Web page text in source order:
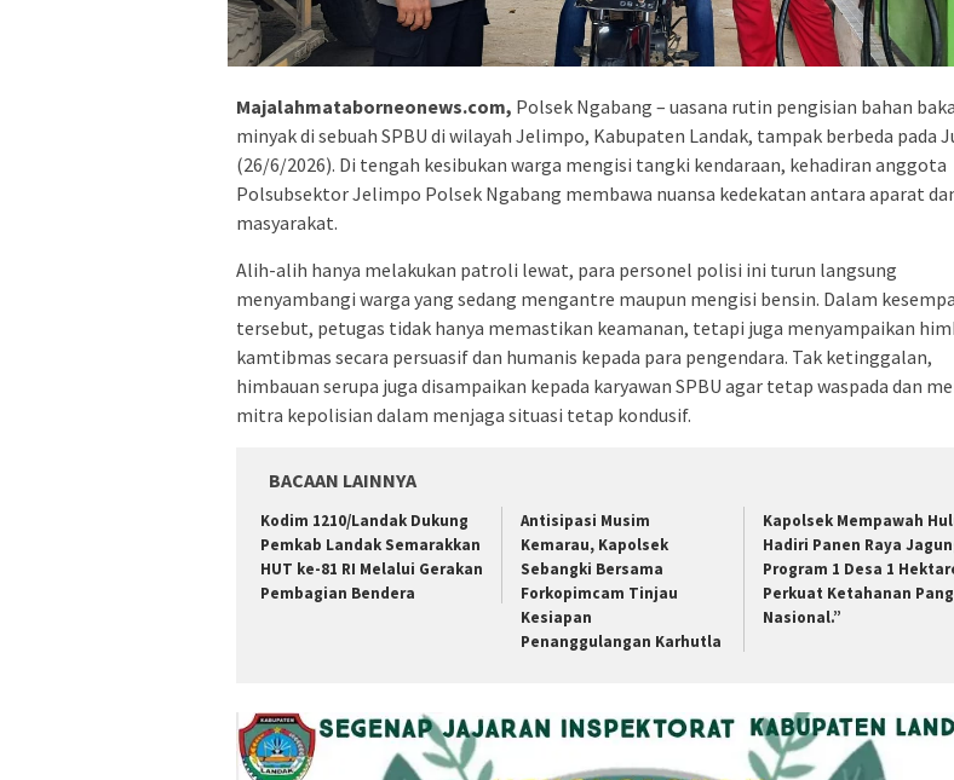
Majalahmataborneonews.com, Polsek Ngabang – uasana rutin pengisian bahan
minyak di sebuah SPBU di wilayah Jelimpo, Kabupaten Landak, tampak berbeda pada
(26/6/2026). Di tengah kesibukan warga mengisi tangki kendaraan, kehadiran anggota
Polsubsektor Jelimpo Polsek Ngabang membawa nuansa kedekatan antara aparat
masyarakat.
Alih-alih hanya melakukan patroli lewat, para personel polisi ini turun langsung
menyambangi warga yang sedang mengantre maupun mengisi bensin. Dalam
tersebut, petugas tidak hanya memastikan keamanan, tetapi juga menyampaikan
kamtibmas secara persuasif dan humanis kepada para pengendara. Tak ketinggalan,
himbauan serupa juga disampaikan kepada karyawan SPBU agar tetap waspada dan
mitra kepolisian dalam menjaga situasi tetap kondusif.
BACAAN LAINNYA
Kodim 1210/Landak Dukung
Pemkab Landak Semarakkan
HUT ke-81 RI Melalui Gerakan
Pembagian Bendera
Antisipasi Musim
Kemarau, Kapolsek
Sebangki Bersama
Forkopimcam Tinjau
Kesiapan
Penanggulangan Karhutla
Kapolsek Mempawah
Hadiri Panen Raya
Program 1 Desa 1
Perkuat Ketahanan
Nasional.”